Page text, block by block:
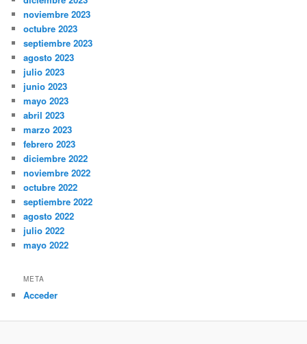
noviembre 2023
octubre 2023
septiembre 2023
agosto 2023
julio 2023
junio 2023
mayo 2023
abril 2023
marzo 2023
febrero 2023
diciembre 2022
noviembre 2022
octubre 2022
septiembre 2022
agosto 2022
julio 2022
mayo 2022
META
Acceder